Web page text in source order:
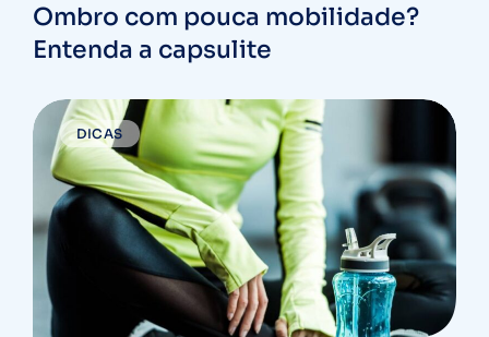
Ombro com pouca mobilidade?
Entenda a capsulite
DICAS